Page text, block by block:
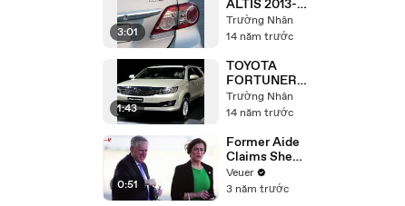
3:01
ALTIS 2013-
2014 TOYOTA
CẦN THƠ -
Trường Nhân
14 năm trước
1:43
TOYOTA
FORTUNER
2.5G MÁY
DẦU,
2.7V MÁY
XĂNG,
TOYOTA CẦN
THƠ - 0968
852 852
Trường Nhân
14 năm trước
0:51
Former Aide
Claims She
Was Asked to
Make a ‘Hit
Veuer
3 năm trước